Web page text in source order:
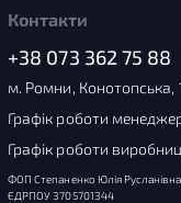
Контакти
+38 073 362 75 88
м. Ромни, Конотопська,
Графік роботи
Графік роботи
ФОП Степаненко Юлія Русланівна
ЄДРПОУ 3705701344